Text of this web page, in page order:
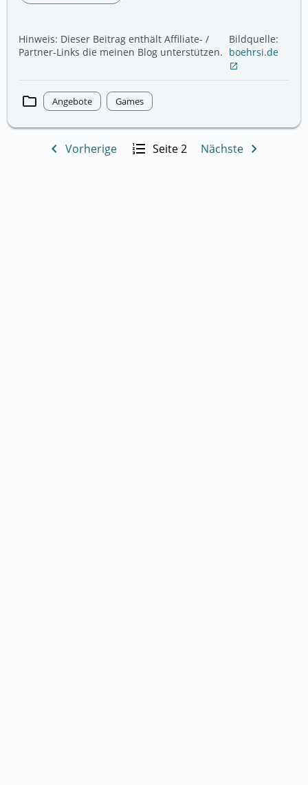
Hinweis: Dieser Beitrag enthält Affiliate- /
Partner-Links die meinen Blog unterstützen.
Bildquelle:
boehrsi.de
open_in_new
folder Angebote Games
navigate_before Vorherige format_list_numbered Seite 2 Nächste navigate_next